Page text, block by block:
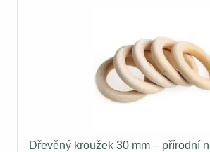
Dřevěný kroužek 30 mm – přírodní